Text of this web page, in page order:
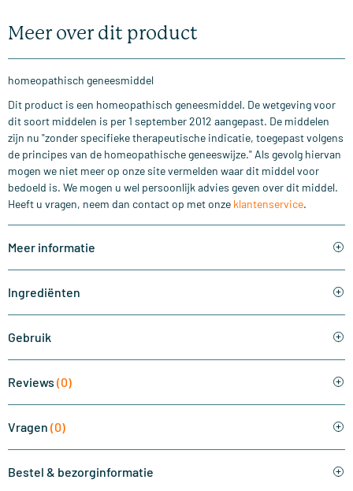
Meer over dit product
homeopathisch geneesmiddel
Dit product is een homeopathisch geneesmiddel. De wetgeving voor
dit soort middelen is per 1 september 2012 aangepast. De middelen
zijn nu "zonder specifieke therapeutische indicatie, toegepast volgens
de principes van de homeopathische geneeswijze." Als gevolg hiervan
mogen we niet meer op onze site vermelden waar dit middel voor
bedoeld is. We mogen u wel persoonlijk advies geven over dit middel.
Heeft u vragen, neem dan contact op met onze klantenservice.
Meer informatie
Ingrediënten
Gebruik
Reviews (0)
Vragen (0)
Bestel & bezorginformatie